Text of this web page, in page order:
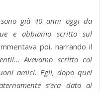
già 40 anni oggi da
e abbiamo scritto sul
poi, narrando il
Avevamo scritto col
amici. Egli, dopo quel
s’era dato al